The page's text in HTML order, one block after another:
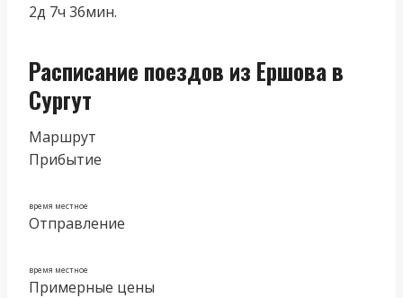
2д 7ч 36мин.
Расписание поездов из Ершова в
Сургут
Маршрут
Прибытие
время местное
Отправление
время местное
Примерные цены